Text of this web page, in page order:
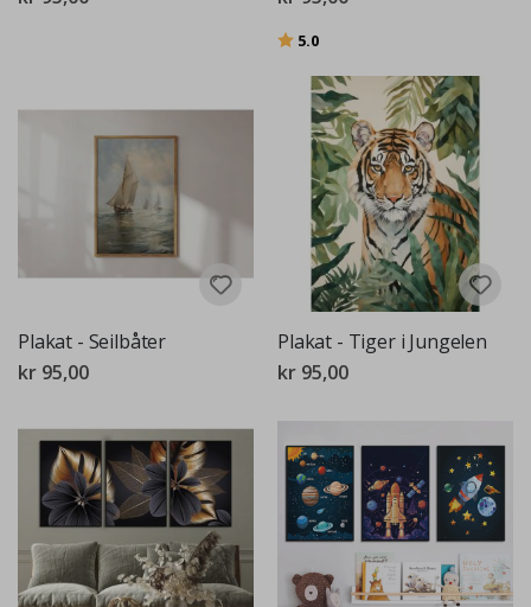
Karakter:
5.0
Plakat - Seilbåter
kr 95,00
Plakat - Tiger i Jungelen
kr 95,00